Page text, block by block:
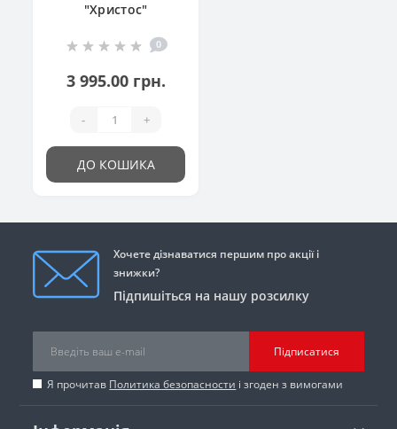
"Христос"
0
3 995.00 грн.
- +
ДО КОШИКА
Хочете дізнаватися першим про акції і
знижки?
Підпишіться на нашу розсилку
Підписатися
Я прочитав Политика безопасности і згоден з вимогами